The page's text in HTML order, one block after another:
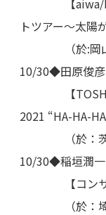
【aiwa/
トツアー～太陽
（於:岡山県
10/30◆田原俊彦
【
2021 “HA-HA-
（於：茨城
10/30◆稲垣潤一
【コンサー
（於：埼玉